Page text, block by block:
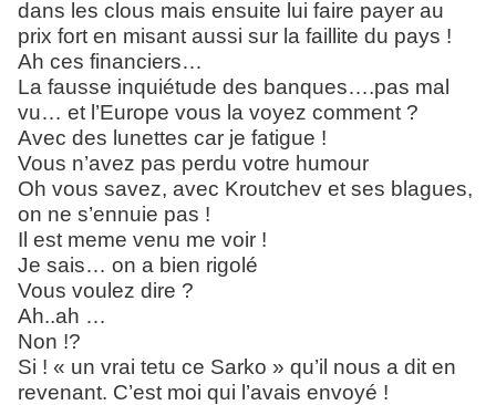
dans les clous mais ensuite lui faire payer au
prix fort en misant aussi sur la faillite du pays !
Ah ces financiers…
La fausse inquiétude des banques….pas mal
vu… et l’Europe vous la voyez comment ?
Avec des lunettes car je fatigue !
Vous n’avez pas perdu votre humour
Oh vous savez, avec Kroutchev et ses blagues,
on ne s’ennuie pas !
Il est meme venu me voir !
Je sais… on a bien rigolé
Vous voulez dire ?
Ah..ah …
Non !?
Si ! « un vrai tetu ce Sarko » qu’il nous a dit en
revenant. C’est moi qui l’avais envoyé !